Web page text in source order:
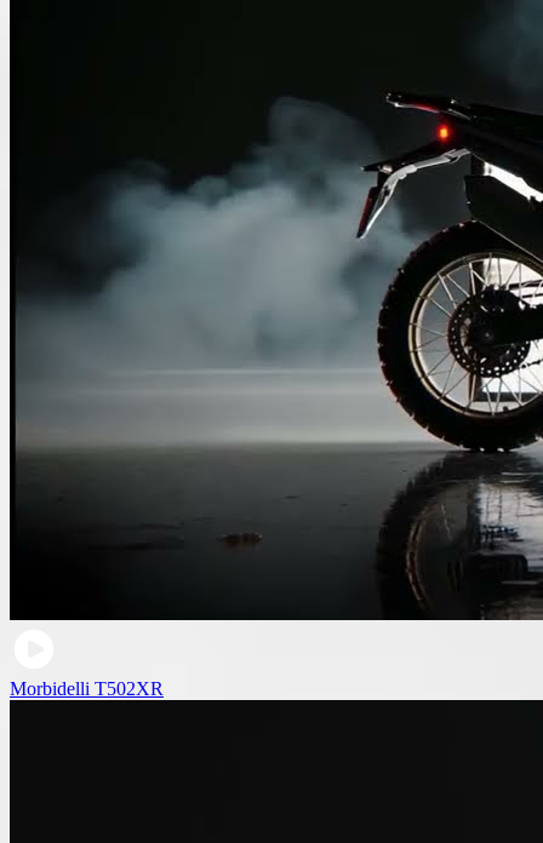
Morbidelli T502XR